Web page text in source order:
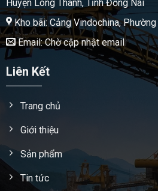
Huyện Long Thành, Tỉnh Đồng Nai
Kho bãi: Cảng Vindochina,
Email: Chờ cập nhật email
Liên Kết
Trang chủ
Giới thiệu
Sản phẩm
Tin tức